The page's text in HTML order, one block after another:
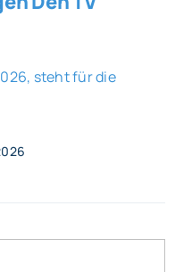
steht für die